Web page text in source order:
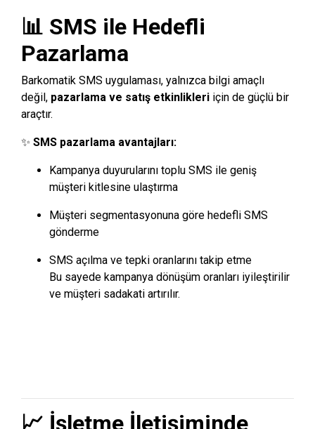
📊 SMS ile Hedefli
Pazarlama
Barkomatik SMS uygulaması, yalnızca bilgi amaçlı
değil, pazarlama ve satış etkinlikleri için de güçlü bir
araçtır.
✨ SMS pazarlama avantajları:
Kampanya duyurularını toplu SMS ile geniş
müşteri kitlesine ulaştırma
Müşteri segmentasyonuna göre hedefli SMS
gönderme
SMS açılma ve tepki oranlarını takip etme
Bu sayede kampanya dönüşüm oranları iyileştirilir
ve müşteri sadakati artırılır.
📈 İşletme İletişiminde